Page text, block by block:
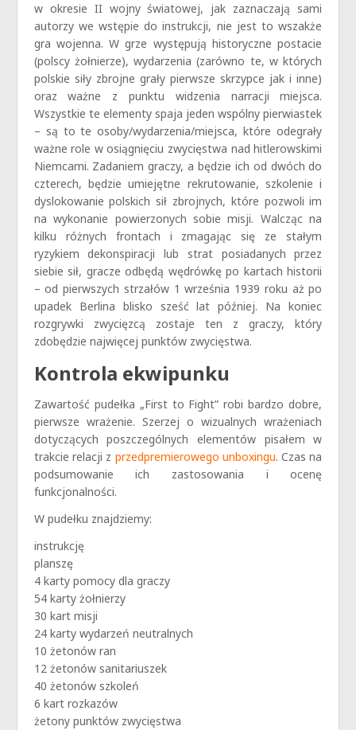
w okresie II wojny światowej, jak zaznaczają sami
autorzy we wstępie do instrukcji, nie jest to wszakże
gra wojenna. W grze występują historyczne postacie
(polscy żołnierze), wydarzenia (zarówno te, w których
polskie siły zbrojne grały pierwsze skrzypce jak i inne)
oraz ważne z punktu widzenia narracji miejsca.
Wszystkie te elementy spaja jeden wspólny pierwiastek
– są to te osoby/wydarzenia/miejsca, które odegrały
ważne role w osiągnięciu zwycięstwa nad hitlerowskimi
Niemcami. Zadaniem graczy, a będzie ich od dwóch do
czterech, będzie umiejętne rekrutowanie, szkolenie i
dyslokowanie polskich sił zbrojnych, które pozwoli im
na wykonanie powierzonych sobie misji. Walcząc na
kilku różnych frontach i zmagając się ze stałym
ryzykiem dekonspiracji lub strat posiadanych przez
siebie sił, gracze odbędą wędrówkę po kartach historii
– od pierwszych strzałów 1 września 1939 roku aż po
upadek Berlina blisko sześć lat później. Na koniec
rozgrywki zwycięzcą zostaje ten z graczy, który
zdobędzie najwięcej punktów zwycięstwa.
Kontrola ekwipunku
Zawartość pudełka „First to Fight” robi bardzo dobre,
pierwsze wrażenie. Szerzej o wizualnych wrażeniach
dotyczących poszczególnych elementów pisałem w
trakcie relacji z przedpremierowego unboxingu. Czas na
podsumowanie ich zastosowania i ocenę
funkcjonalności.
W pudełku znajdziemy:
instrukcję
planszę
4 karty pomocy dla graczy
54 karty żołnierzy
30 kart misji
24 karty wydarzeń neutralnych
10 żetonów ran
12 żetonów sanitariuszek
40 żetonów szkoleń
6 kart rozkazów
żetony punktów zwycięstwa